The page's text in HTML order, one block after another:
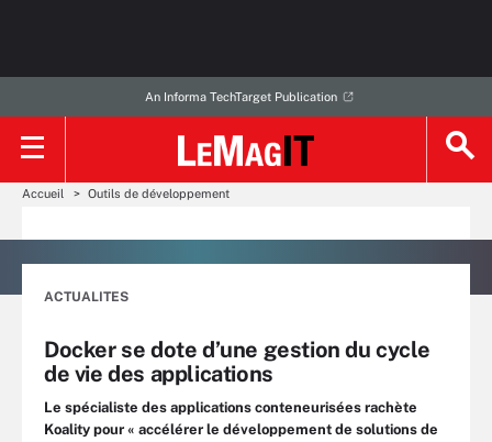
An Informa TechTarget Publication
Accueil Outils de développement
ACTUALITES
Docker se dote d’une gestion du cycle
de vie des applications
Le spécialiste des applications conteneurisées rachète
Koality pour « accélérer le développement de solutions de